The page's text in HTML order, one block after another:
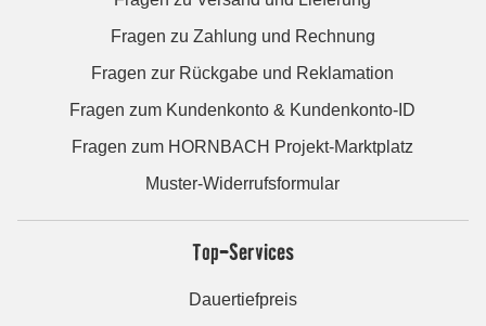
Fragen zu Zahlung und Rechnung
Fragen zur Rückgabe und Reklamation
Fragen zum Kundenkonto & Kundenkonto-ID
Fragen zum HORNBACH Projekt-Marktplatz
Muster-Widerrufsformular
Top-Services
Dauertiefpreis